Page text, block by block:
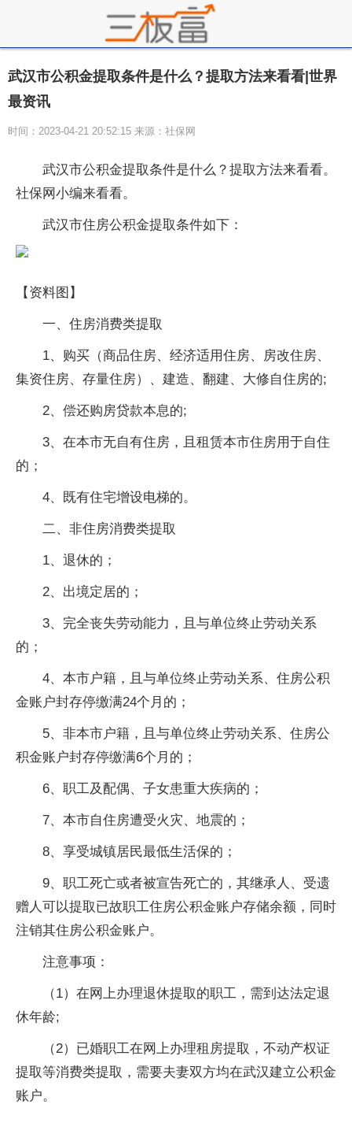
武汉市公积金提取条件是什么？提取方法来看看|世界
最资讯
时间：2023-04-21 20:52:15 来源：社保网
武汉市公积金提取条件是什么？提取方法来看看。
社保网小编来看看。
武汉市住房公积金提取条件如下：
【资料图】
一、住房消费类提取
1、购买（商品住房、经济适用住房、房改住房、
集资住房、存量住房）、建造、翻建、大修自住房的;
2、偿还购房贷款本息的;
3、在本市无自有住房，且租赁本市住房用于自住
的；
4、既有住宅增设电梯的。
二、非住房消费类提取
1、退休的；
2、出境定居的；
3、完全丧失劳动能力，且与单位终止劳动关系
的；
4、本市户籍，且与单位终止劳动关系、住房公积
金账户封存停缴满24个月的；
5、非本市户籍，且与单位终止劳动关系、住房公
积金账户封存停缴满6个月的；
6、职工及配偶、子女患重大疾病的；
7、本市自住房遭受火灾、地震的；
8、享受城镇居民最低生活保的；
9、职工死亡或者被宣告死亡的，其继承人、受遗
赠人可以提取已故职工住房公积金账户存储余额，同时
注销其住房公积金账户。
注意事项：
（1）在网上办理退休提取的职工，需到达法定退
休年龄;
（2）已婚职工在网上办理租房提取，不动产权证
提取等消费类提取，需要夫妻双方均在武汉建立公积金
账户。